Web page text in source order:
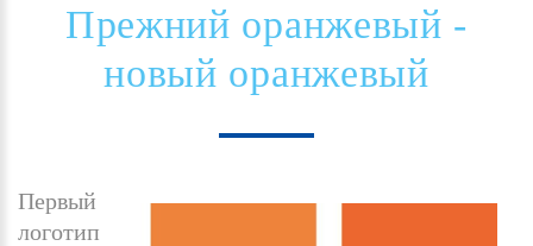
Прежний оранжевый -
новый оранжевый
Первый
логотип